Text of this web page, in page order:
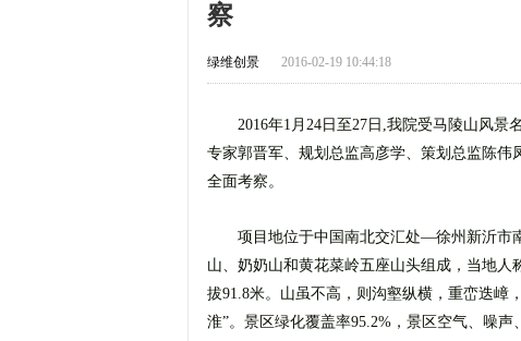
察
绿维创景 2016-02-19 10:44:18
2016年1月24日至27日,我院受马陵山风
专家郭晋军、规划总监高彦学、策划总监陈伟
全面考察。
项目地位于中国南北交汇处—徐州新沂市
山、奶奶山和黄花菜岭五座山头组成，当地人
拔91.8米。山虽不高，则沟壑纵横，重峦迭嶂
淮”。景区绿化覆盖率95.2%，景区空气、噪